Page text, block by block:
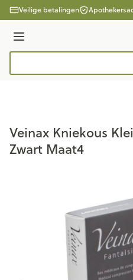
Ga naar de inhoud
Veilige betalingen
Menu
Veinax Kniekous
Zwart Maat4